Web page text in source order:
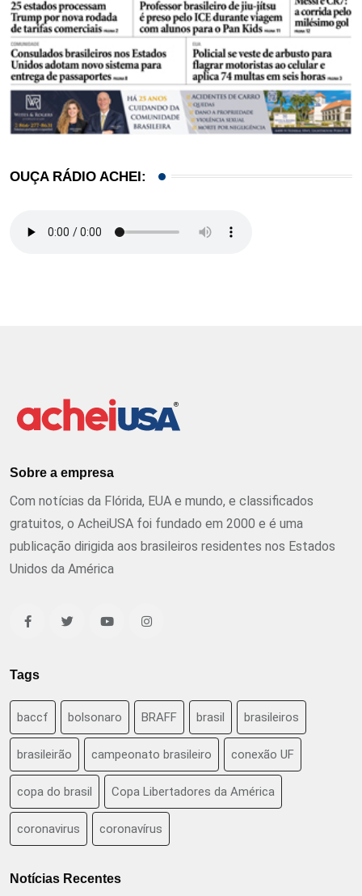
OUÇA RÁDIO ACHEI:
Sobre a empresa
Com notícias da Flórida, EUA e mundo, e classificados
gratuitos, o AcheiUSA foi fundado em 2000 e é uma
publicação dirigida aos brasileiros residentes nos Estados
Unidos da América
Tags
baccf bolsonaro BRAFF brasil brasileiros
brasileirão campeonato brasileiro conexão UF
copa do brasil Copa Libertadores da América
coronavirus coronavírus
Notícias Recentes